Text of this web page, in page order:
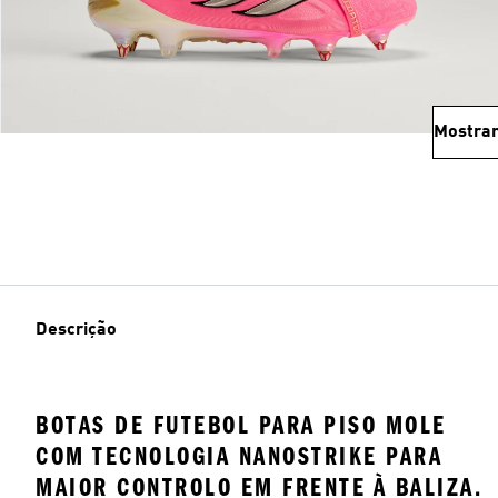
Descrição
BOTAS DE FUTEBOL PARA PISO MOLE
COM TECNOLOGIA NANOSTRIKE PARA
MAIOR CONTROLO EM FRENTE À BALIZA.